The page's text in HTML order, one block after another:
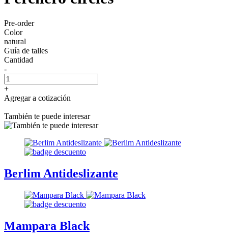
Pre-order
Color
natural
Guía de talles
Cantidad
-
+
Agregar a cotización
También te puede interesar
Berlim Antideslizante
Mampara Black